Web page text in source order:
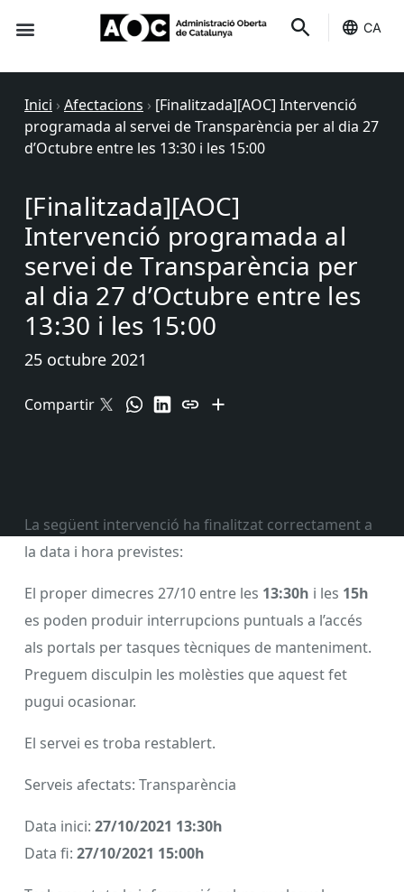
CA
Inici › Afectacions › [Finalitzada][AOC] Intervenció
programada al servei de Transparència per al dia 27
d’Octubre entre les 13:30 i les 15:00
[Finalitzada][AOC]
Intervenció programada al
servei de Transparència per
al dia 27 d’Octubre entre les
13:30 i les 15:00
25 octubre 2021
Compartir
La següent intervenció ha finalitzat correctament a
la data i hora previstes:
El proper dimecres 27/10 entre les 13:30h i les 15h
es poden produir interrupcions puntuals a l’accés
als portals per tasques tècniques de manteniment.
Preguem disculpin les molèsties que aquest fet
pugui ocasionar.
El servei es troba restablert.
Serveis afectats: Transparència
Data inici: 27/10/2021 13:30h
Data fi: 27/10/2021 15:00h